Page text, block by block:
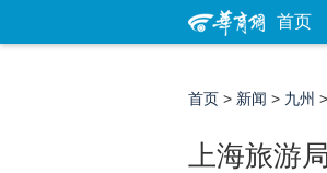
首页
首页 > 新闻 > 九州 >
上海旅游